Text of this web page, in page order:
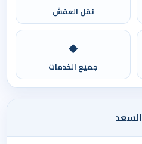
نقل العفش
◆
جميع الخدمات